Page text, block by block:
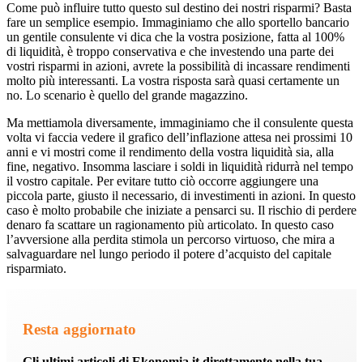
Come può influire tutto questo sul destino dei nostri risparmi? Basta
fare un semplice esempio. Immaginiamo che allo sportello bancario
un gentile consulente vi dica che la vostra posizione, fatta al 100%
di liquidità, è troppo conservativa e che investendo una parte dei
vostri risparmi in azioni, avrete la possibilità di incassare rendimenti
molto più interessanti. La vostra risposta sarà quasi certamente un
no. Lo scenario è quello del grande magazzino.
Ma mettiamola diversamente, immaginiamo che il consulente questa
volta vi faccia vedere il grafico dell’inflazione attesa nei prossimi 10
anni e vi mostri come il rendimento della vostra liquidità sia, alla
fine, negativo. Insomma lasciare i soldi in liquidità ridurrà nel tempo
il vostro capitale. Per evitare tutto ciò occorre aggiungere una
piccola parte, giusto il necessario, di investimenti in azioni. In questo
caso è molto probabile che iniziate a pensarci su. Il rischio di perdere
denaro fa scattare un ragionamento più articolato. In questo caso
l’avversione alla perdita stimola un percorso virtuoso, che mira a
salvaguardare nel lungo periodo il potere d’acquisto del capitale
risparmiato.
Resta aggiornato